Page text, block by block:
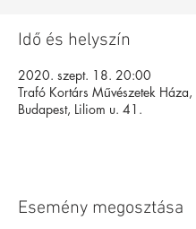
Idő és helyszín
2020. szept. 18. 20:00
Trafó Kortárs Művészetek
Budapest, Liliom u. 41.
Esemény megosztása